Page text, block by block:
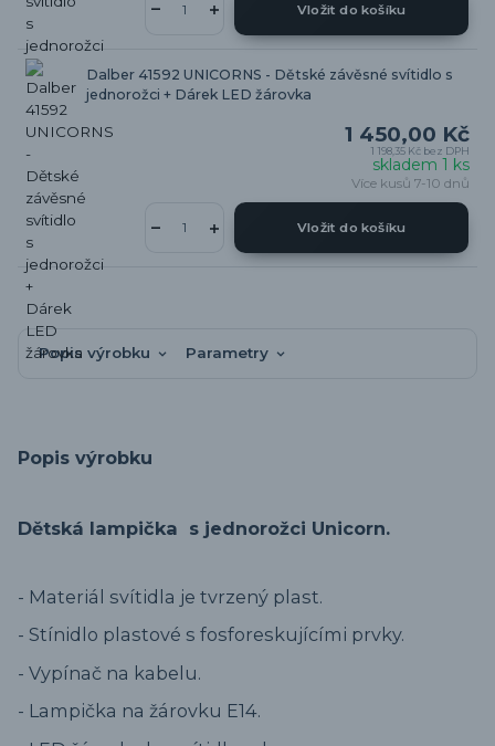
Vložit do košíku
Dalber 41592 UNICORNS - Dětské závěsné svítidlo s
jednorožci + Dárek LED žárovka
1 450,00 Kč
1 198,35 Kč bez DPH
skladem 1 ks
Více kusů 7-10 dnů
Vložit do košíku
Popis výrobku Parametry
Popis výrobku
Dětská lampička s jednorožci Unicorn.
- Materiál svítidla je tvrzený plast.
- Stínidlo plastové s fosforeskujícími prvky.
- Vypínač na kabelu.
- Lampička na žárovku E14.